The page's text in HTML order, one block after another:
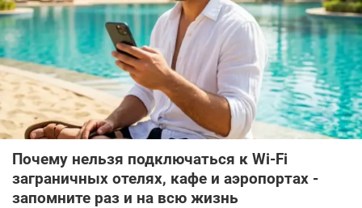
Почему нельзя подключаться к Wi-Fi
заграничных отелях, кафе и аэропортах -
запомните раз и на всю жизнь